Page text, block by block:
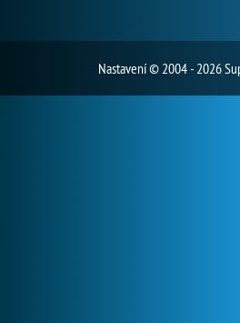
Nastavení© 2004 - 2026